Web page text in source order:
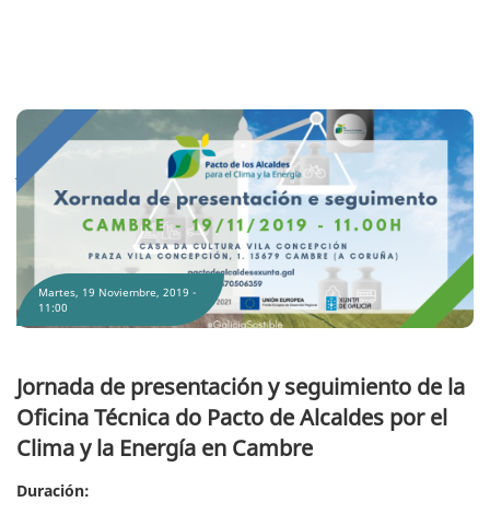
Jornada de presentación y seguimiento de la Oficina Técnica do Pacto de
Alcaldes por el Clima y la Energía en Cambre
Jornada de presentación y seguimiento de la
Oficina Técnica do Pacto de Alcaldes por el
Clima y la Energía en Cambre
Duración:
Martes, 19 Noviembre, 2019 -
11:00